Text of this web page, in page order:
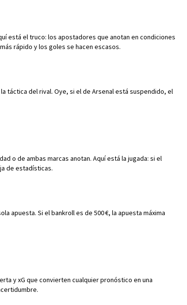
está el truco: los apostadores que anotan en condiciones
rápido y los goles se hacen escasos.
táctica del rival. Oye, si el de Arsenal está suspendido, el
o de ambas marcas anotan. Aquí está la jugada: si el
de estadísticas.
apuesta. Si el bankroll es de 500 €, la apuesta máxima
y xG que convierten cualquier pronóstico en una